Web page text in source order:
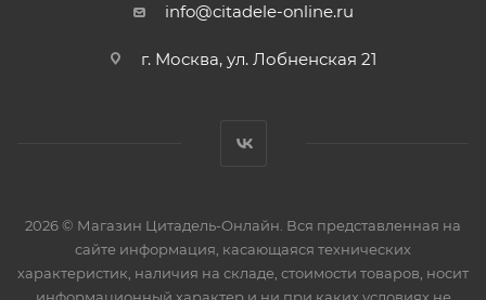
info@citadele-online.ru
г. Москва, ул. Лобненская 21
2026 © Магазин Цитадель-Онлайн. Вся представленная на
сайте информация, касающаяся технических
характеристик, наличия на складе, стоимости товаров, носит